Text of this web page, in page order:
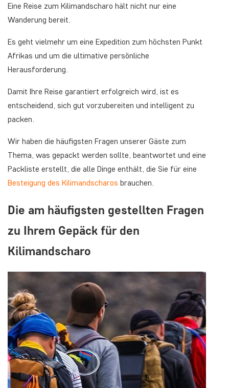
Eine Reise zum Kilimandscharo hält nicht nur eine
Wanderung bereit.
Es geht vielmehr um eine Expedition zum höchsten Punkt
Afrikas und um die ultimative persönliche
Herausforderung.
Damit Ihre Reise garantiert erfolgreich wird, ist es
entscheidend, sich gut vorzubereiten und intelligent zu
packen.
Wir haben die häufigsten Fragen unserer Gäste zum
Thema, was gepackt werden sollte, beantwortet und eine
Packliste erstellt, die alle Dinge enthält, die Sie für eine
Besteigung des Kilimandscharos brauchen.
Die am häufigsten gestellten Fragen
zu Ihrem Gepäck für den
Kilimandscharo